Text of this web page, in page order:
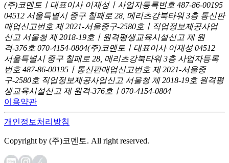
(주)코멘토ㅣ대표이사 이재성ㅣ사업자등록번호 487-86-00195
04512 서울특별시 중구 칠패로 28, 메리츠강북타워 3층 통신판
매업신고번호 제 2021-서울중구-2580호ㅣ직업정보제공사업
신고 서울청 제 2018-19호ㅣ원격평생교육시설신고 제 원
격-376호 070-4154-0804(주)코멘토ㅣ대표이사 이재성 04512
서울특별시 중구 칠패로 28, 메리츠강북타워 3층 사업자등록
번호 487-86-00195ㅣ통신판매업신고번호 제 2021-서울중
구-2580호 직업정보제공사업신고 서울청 제 2018-19호 원격평
생교육시설신고 제 원격-376호ㅣ070-4154-0804
이용약관
개인정보처리방침
Copyright by (주)코멘토. All right reserved.